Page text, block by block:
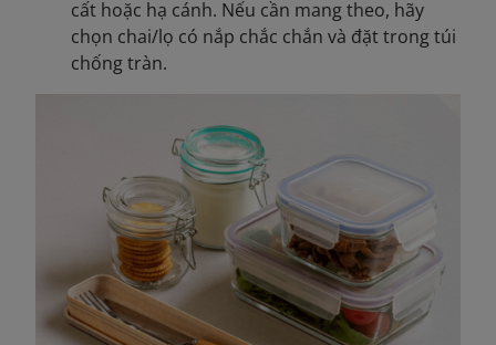
cất hoặc hạ cánh. Nếu cần mang theo, hãy
chọn chai/lọ có nắp chắc chắn và đặt trong túi
chống tràn.